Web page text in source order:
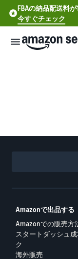
FBAの納品配送料
今すぐチェック
CN
Deutsch
- DE
Español
Français
- FR
Amazonで出品する
Amazonでの販売方
スタートダッシュ
ク
海外販売